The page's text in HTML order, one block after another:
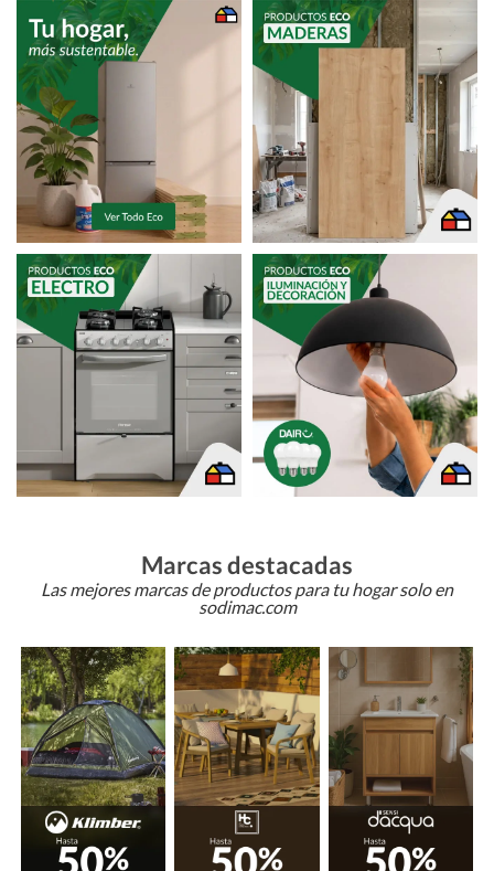
Marcas destacadas
Las mejores marcas de productos para tu hogar solo en
sodimac.com